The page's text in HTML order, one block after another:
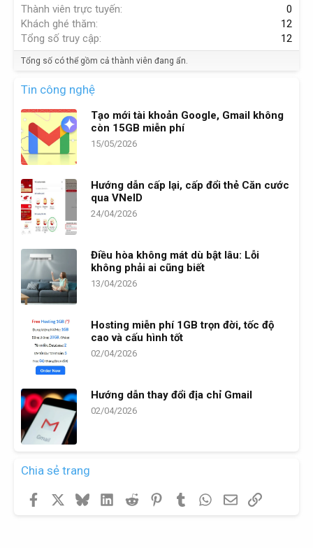
Thành viên trực tuyến
0
Khách ghé thăm
12
Tổng số truy cập
12
Tổng số có thể gồm cả thành viên đang ẩn.
Tin công nghệ
Tạo mới tài khoản Google, Gmail không
còn 15GB miễn phí
15/05/2026
Hướng dẫn cấp lại, cấp đổi thẻ Căn cước
qua VNeID
24/04/2026
Điều hòa không mát dù bật lâu: Lỗi
không phải ai cũng biết
13/04/2026
Hosting miễn phí 1GB trọn đời, tốc độ
cao và cấu hình tốt
02/04/2026
Hướng dẫn thay đổi địa chỉ Gmail
02/04/2026
Chia sẻ trang
Facebook BlueskyLinkedInReddit PinterestTumblr WhatsApp
EmailLink